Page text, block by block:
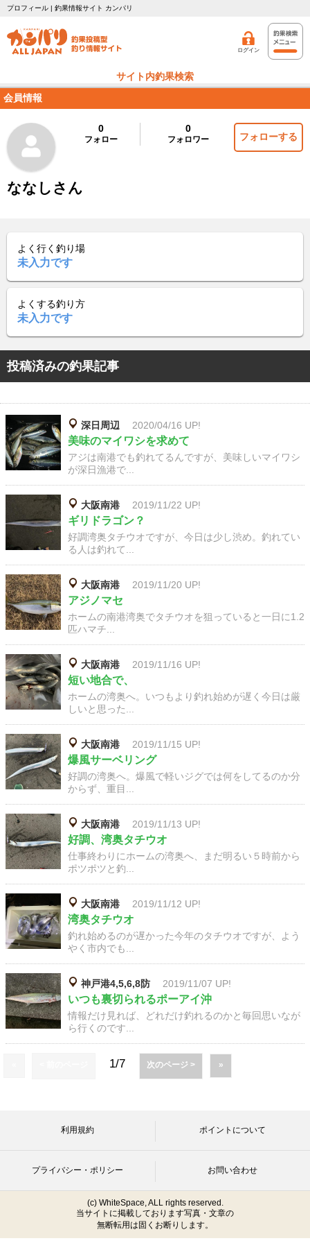
プロフィール | 釣果情報サイト カンパリ
ログイン
サイト内釣果検索
会員情報
0
フォロー
0
フォロワー フォローする
ななしさん
よく行く釣り場
未入力です
よくする釣り方
未入力です
投稿済みの釣果記事
深日周辺 2020/04/16 UP!
美味のマイワシを求めて
アジは南港でも釣れてるんですが、美味しいマイワシ
が深日漁港で...
大阪南港 2019/11/22 UP!
ギリドラゴン？
好調湾奥タチウオですが、今日は少し渋め。釣れてい
る人は釣れて...
大阪南港 2019/11/20 UP!
アジノマセ
ホームの南港湾奥でタチウオを狙っていると一日に1.2
匹ハマチ...
大阪南港 2019/11/16 UP!
短い地合で、
ホームの湾奥へ。いつもより釣れ始めが遅く今日は厳
しいと思った...
大阪南港 2019/11/15 UP!
爆風サーベリング
好調の湾奥へ。爆風で軽いジグでは何をしてるのか分
からず、重目...
大阪南港 2019/11/13 UP!
好調、湾奥タチウオ
仕事終わりにホームの湾奥へ、まだ明るい５時前から
ポツポツと釣...
大阪南港 2019/11/12 UP!
湾奥タチウオ
釣れ始めるのが遅かった今年のタチウオですが、よう
やく市内でも...
神戸港4,5,6,8防 2019/11/07 UP!
いつも裏切られるポーアイ沖
情報だけ見れば、どれだけ釣れるのかと毎回思いなが
ら行くのです...
1/7 次のページ > »
利用規約 ポイントについて
プライバシー・ポリシー お問い合わせ
(c) WhiteSpace, ALL rights reserved.
当サイトに掲載しております写真・文章の
無断転用は固くお断りします。